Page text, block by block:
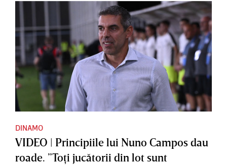
DINAMO
VIDEO | Principiile lui Nuno Campos dau
roade. ”Toţi jucătorii din lot sunt